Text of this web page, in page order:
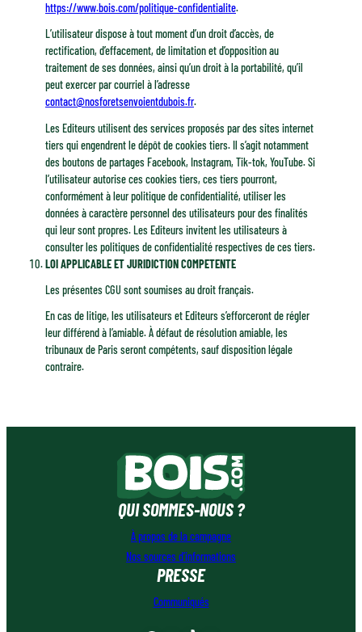
https://www.bois.com/politique-confidentialite.
L’utilisateur dispose à tout moment d’un droit d’accès, de
rectification, d’effacement, de limitation et d’opposition au
traitement de ses données, ainsi qu’un droit à la portabilité, qu’il
peut exercer par courriel à l’adresse
contact@nosforetsenvoientdubois.fr.
Les Editeurs utilisent des services proposés par des sites internet
tiers qui engendrent le dépôt de cookies tiers. Il s’agit notamment
des boutons de partages Facebook, Instagram, Tik-tok, YouTube. Si
l’utilisateur autorise ces cookies tiers, ces tiers pourront,
conformément à leur politique de confidentialité, utiliser les
données à caractère personnel des utilisateurs pour des finalités
qui leur sont propres. Les Editeurs invitent les utilisateurs à
consulter les politiques de confidentialité respectives de ces tiers.
LOI APPLICABLE ET JURIDICTION COMPETENTE
Les présentes CGU sont soumises au droit français.
En cas de litige, les utilisateurs et Editeurs s’efforceront de régler
leur différend à l’amiable. À défaut de résolution amiable, les
tribunaux de Paris seront compétents, sauf disposition légale
contraire.
QUI SOMMES-NOUS ?
À propos de la campagne
Nos sources d’informations
PRESSE
Communiqués